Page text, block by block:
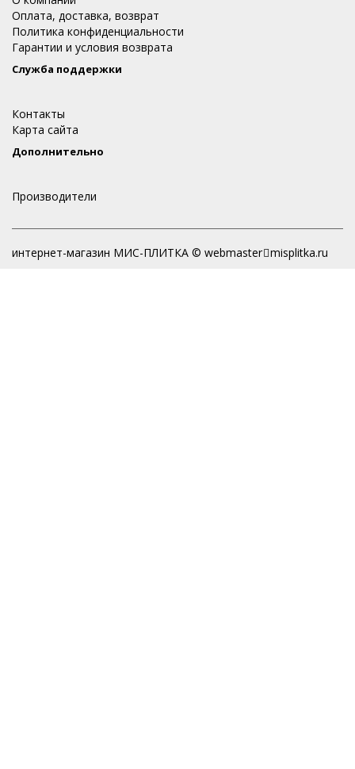
Оплата, доставка, возврат
Политика конфиденциальности
Гарантии и условия возврата
Служба поддержки
Контакты
Карта сайта
Дополнительно
Производители
интернет-магазин МИС-ПЛИТКА © webmaster misplitka.ru